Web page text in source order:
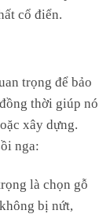
cổ điển.
trọng để bảo
thời giúp nó
xây dựng.
nga:
là chọn gỗ
bị nứt,